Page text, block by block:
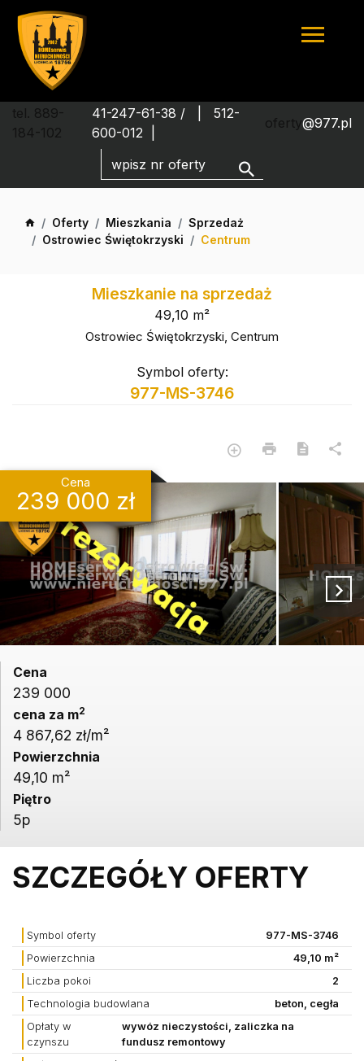
tel. 889-
184-102
41-247-61-38 /
512-
600-012
oferty@977.pl
Oferty Mieszkania
Sprzedaż
Ostrowiec Świętokrzyski
Centrum
Mieszkanie na sprzedaż
49,10 m²
Ostrowiec Świętokrzyski, Centrum
Symbol oferty:
977-MS-3746
Cena
239 000 zł
Cena
239 000
cena za m2
4 867,62 zł/m²
Powierzchnia
49,10 m²
Piętro
5p
SZCZEGÓŁY OFERTY
Symbol oferty
977-MS-3746
Powierzchnia
49,10 m²
Liczba pokoi
2
Technologia budowlana
beton, cegła
Opłaty w
czynszu
wywóz nieczystości, zaliczka na
fundusz remontowy